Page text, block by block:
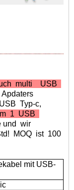
multi
USB
Typ-c,
1 USB
und wir
MOQ ist100
mit USB-